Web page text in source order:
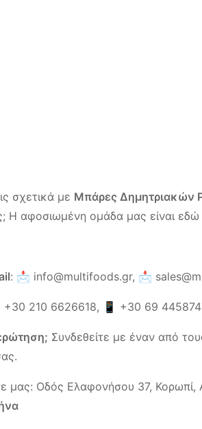
σχετικά με Μπάρες Δημητριακών
Η αφοσιωμένη ομάδα μας είναι εδώ
: 📩 info@multifoods.gr, 📩
+30 210 6626618, 📱 +30 69
Συνδεθείτε με έναν από
μας: Οδός Ελαφονήσου 37,